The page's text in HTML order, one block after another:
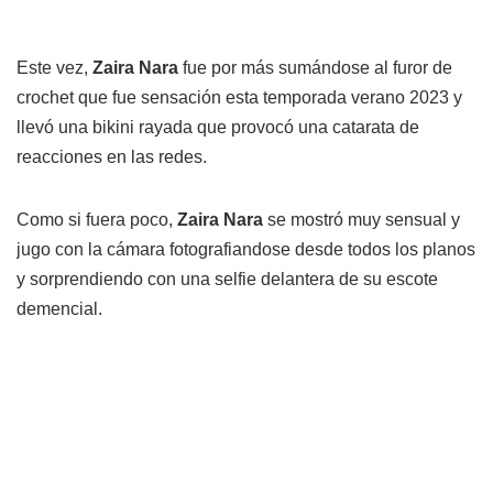
Este vez, Zaira Nara fue por más sumándose al furor de
crochet que fue sensación esta temporada verano 2023 y
llevó una bikini rayada que provocó una catarata de
reacciones en las redes.
Como si fuera poco, Zaira Nara se mostró muy sensual y
jugo con la cámara fotografiandose desde todos los planos
y sorprendiendo con una selfie delantera de su escote
demencial.